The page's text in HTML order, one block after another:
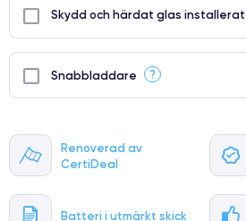
Renoverad av
CertiDeal
Batteri i utmärkt skick
Skydd och härdat glas installerat
Snabbladdare ?